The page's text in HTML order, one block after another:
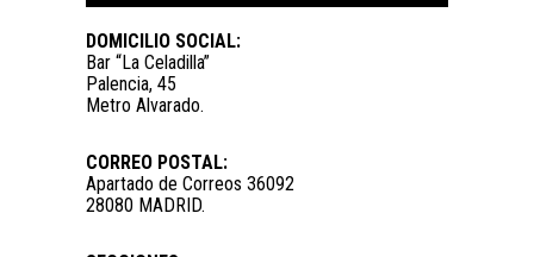
DOMICILIO SOCIAL:
Bar “La Celadilla”
Palencia, 45
Metro Alvarado.
CORREO POSTAL:
Apartado de Correos 36092
28080 MADRID.